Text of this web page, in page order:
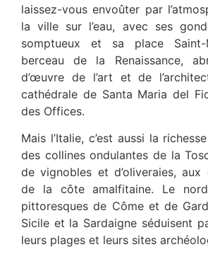
laissez-vous envoûter par
la ville sur l’eau, avec ses
somptueux et sa place Saint-
berceau de la Renaissance,
d’œuvre de l’art et de
cathédrale de Santa Maria del
des Offices.
Mais l’Italie, c’est aussi la
des collines ondulantes de la
de vignobles et d’oliveraies, aux
de la côte amalfitaine. Le
pittoresques de Côme et de
Sicile et la Sardaigne séduisent
leurs plages et leurs sites